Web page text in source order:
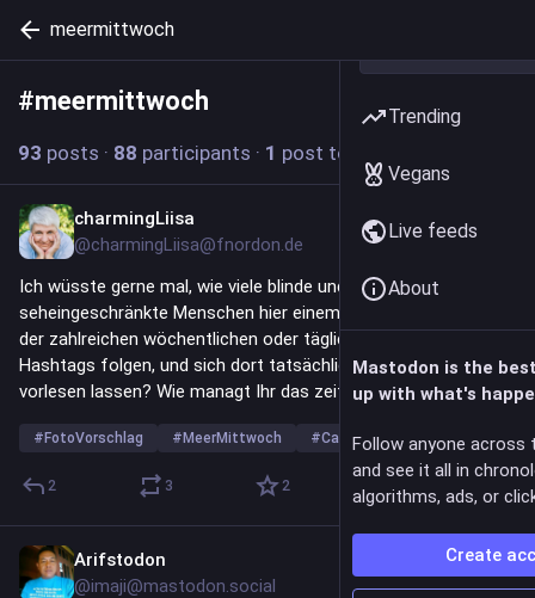
meermittwoch
#meermittwoch
93 posts · 88 participants · 1 post today
charmingLiisa
@charmingLiisa@fnordon.de
Ich wüsste gerne mal, wie viele blinde und sehr stark
seheingeschränkte Menschen hier einem oder gar mehreren
der zahlreichen wöchentlichen oder täglichen Foto-Challenge-
Hashtags folgen, und sich dort tatsächlich die ALT-Texte
vorlesen lassen? Wie managt Ihr das zeitlich?
# FotoVorschlag # MeerMittwoch #Caturday …and 1 more
2 3 2
1d
Arifstodon
@imaji@mastodon.social
Trending
Vegans
Live feeds
About
Mastodon is the
up with what's
Follow anyone across
and see it all in
algorithms, ads, or
Create